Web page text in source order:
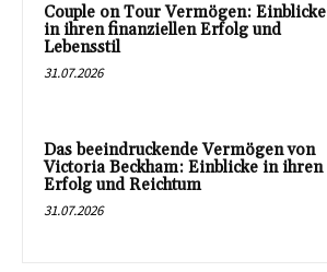
Couple on Tour Vermögen: Einblicke
in ihren finanziellen Erfolg und
Lebensstil
31.07.2026
Das beeindruckende Vermögen von
Victoria Beckham: Einblicke in ihren
Erfolg und Reichtum
31.07.2026